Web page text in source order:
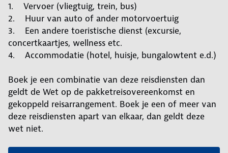
1. Vervoer (vliegtuig, trein, bus)
2. Huur van auto of ander motorvoertuig
3. Een andere toeristische dienst (excursie,
concertkaartjes, wellness etc.
4. Accommodatie (hotel, huisje, bungalowtent e.d.)
Boek je een combinatie van deze reisdiensten dan
geldt de Wet op de pakketreisovereenkomst en
gekoppeld reisarrangement. Boek je een of meer van
deze reisdiensten apart van elkaar, dan geldt deze
wet niet.